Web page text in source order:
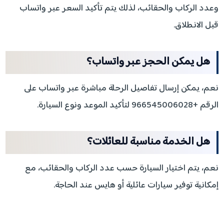
وعدد الركاب والحقائب، لذلك يتم تأكيد السعر عبر واتساب
قبل الانطلاق.
هل يمكن الحجز عبر واتساب؟
نعم، يمكن إرسال تفاصيل الرحلة مباشرة عبر واتساب على
الرقم +966545006028 لتأكيد الموعد ونوع السيارة.
هل الخدمة مناسبة للعائلات؟
نعم، يتم اختيار السيارة حسب عدد الركاب والحقائب، مع
إمكانية توفير سيارات عائلية أو هايس عند الحاجة.